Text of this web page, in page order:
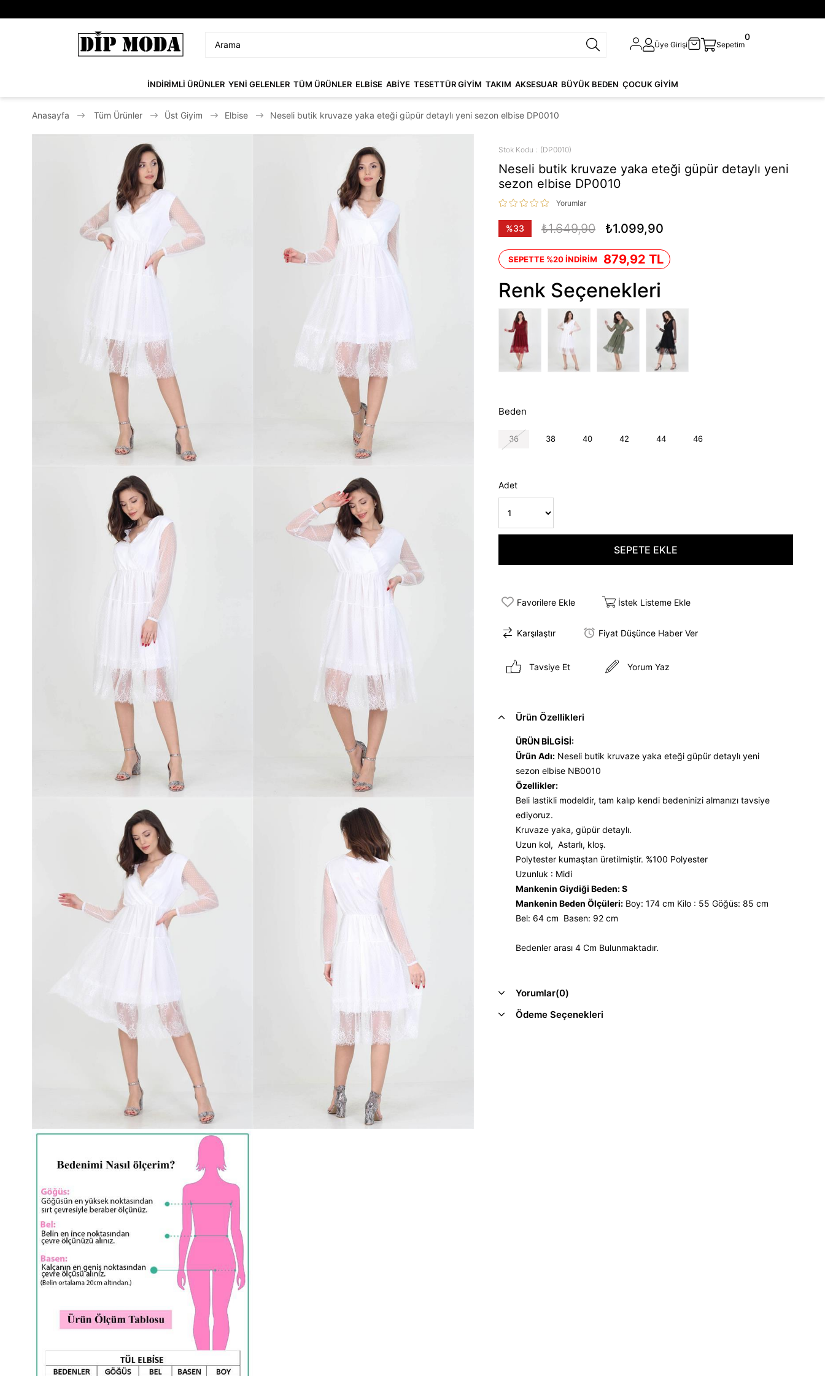
Üye Girişi Sepetim
0
İNDİRİMLİ ÜRÜNLER YENİ GELENLER TÜM ÜRÜNLER ELBİSE ABİYE TESETTÜR GİYİM TAKIM AKSESUAR BÜYÜK BEDEN ÇOCUK GİYİM
Anasayfa Tüm Ürünler Üst Giyim Elbise Neseli butik kruvaze yaka eteği güpür detaylı yeni sezon elbise DP0010
Stok Kodu (DP0010)
Neseli butik kruvaze yaka eteği güpür detaylı yeni
sezon elbise DP0010
Yorumlar
%33
₺1.649,90 ₺1.099,90
SEPETTE %20 İNDİRİM 879,92 TL
Renk Seçenekleri
Beden
36 38 40 42 44 46
Adet
Favorilere Ekle İstek Listeme Ekle
Karşılaştır Fiyat Düşünce Haber Ver
Tavsiye Et Yorum Yaz
Ürün Özellikleri
ÜRÜN BİLGİSİ:
Ürün Adı: Neseli butik kruvaze yaka eteği güpür detaylı yeni
sezon elbise NB0010
Özellikler:
Beli lastikli modeldir, tam kalıp kendi bedeninizi almanızı tavsiye
ediyoruz.
Kruvaze yaka, güpür detaylı.
Uzun kol, Astarlı, kloş.
Polytester kumaştan üretilmiştir. %100 Polyester
Uzunluk : Midi
Mankenin Giydiği Beden: S
Mankenin Beden Ölçüleri: Boy: 174 cm Kilo : 55 Göğüs: 85 cm
Bel: 64 cm Basen: 92 cm
Bedenler arası 4 Cm Bulunmaktadır.
Yorumlar(0)
Ödeme Seçenekleri